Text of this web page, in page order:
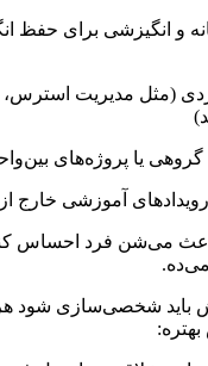
و انگیزشی برای حفظ
(مثل مدیریت
یا پروژه‌های
آموزشی خارج
می‌شن فرد احساس
باید شخصی‌سازی شود